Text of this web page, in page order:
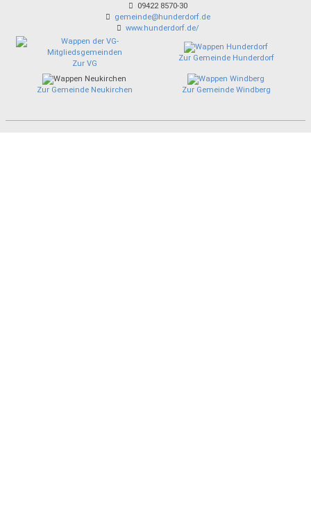
09422 8570-30
gemeinde@hunderdorf.de
www.hunderdorf.de/
Zur VG
Zur Gemeinde Hunderdorf
Zur Gemeinde Neukirchen Zur Gemeinde Windberg